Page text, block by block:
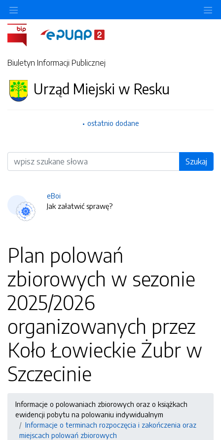
Biuletyn Informacji Publicznej
Urząd Miejski w Resku
ostatnio dodane
Wyszukiwarka Szukaj
eBoi
Jak załatwić sprawę?
Plan polowań
zbiorowych w sezonie
2025/2026
organizowanych przez
Koło Łowieckie Żubr w
Szczecinie
Informacje o polowaniach zbiorowych oraz o książkach
ewidencji pobytu na polowaniu indywidualnym
Informacje o terminach rozpoczęcia i zakończenia oraz
miejscach polowań zbiorowych